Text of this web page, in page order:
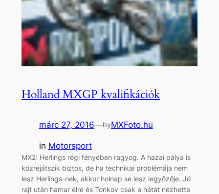
Holland MXGP kvalifikációk
márc 27, 2016—byMXFoto.hu
in Motorsport
MX2: Herlings régi fényében ragyog. A hazai pálya is
közrejátszik biztos, de ha technikai problémája nem
lesz Herlings-nek, akkor holnap se lesz legyőzője. Jó
rajt után hamar élre és Tonkov csak a hátát nézhette